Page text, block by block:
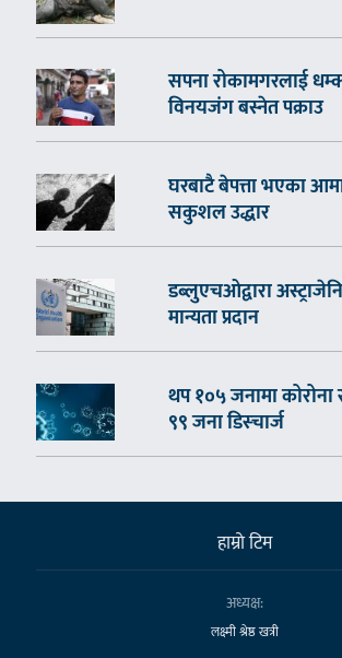
सपना रोकामगरलाई
विनयजंग बस्नेत पक्राउ
घरबाटै बेपत्ता भएका
सकुशल उद्धार
डब्लुएचओद्वारा
मान्यता प्रदान
थप १०५ जनामा कोरोना
९९ जना डिस्चार्ज
हाम्राे टिम
अध्यक्ष:
लक्ष्मी श्रेष्ठ खत्री